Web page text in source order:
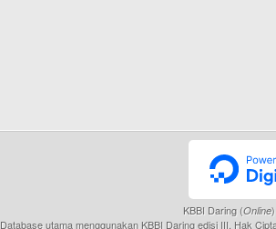
KBBI Daring (Online
Database utama menggunakan KBBI Daring edisi III, Hak